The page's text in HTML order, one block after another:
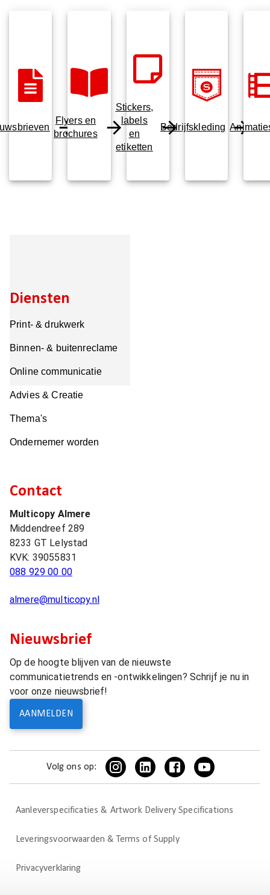
Flyers en
brochures
Stickers,
labels
en
etiketten
Bedrijfskleding
Diensten
Print- & drukwerk
Binnen- & buitenreclame
Online communicatie
Advies & Creatie
Thema's
Ondernemer worden
Contact
Multicopy Almere
Middendreef 289
8233 GT Lelystad
KVK: 39055831
088 929 00 00
almere@multicopy.nl
Nieuwsbrief
Op de hoogte blijven van de nieuwste
communicatietrends en -ontwikkelingen? Schrijf je nu in
voor onze nieuwsbrief!
AANMELDEN
Volg ons op:
Aanleverspecificaties & Artwork Delivery Specifications
Leveringsvoorwaarden & Terms of Supply
Privacyverklaring